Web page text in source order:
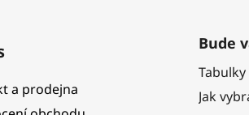
a prodejna
Bude
Jak